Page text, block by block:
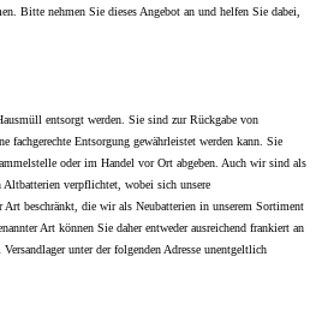
Bitte nehmen Sie dieses Angebot an und helfen Sie dabei,
entsorgt werden. Sie sind zur Rückgabe von
fachgerechte Entsorgung gewährleistet werden kann. Sie
oder im Handel vor Ort abgeben. Auch wir sind als
verpflichtet, wobei sich unsere
beschränkt, die wir als Neubatterien in unserem Sortiment
Art können Sie daher entweder ausreichend frankiert an
unter der folgenden Adresse unentgeltlich